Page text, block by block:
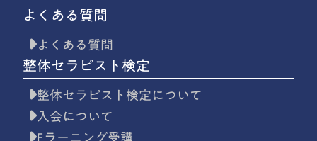
よくある質問
よくある質問
整体セラピスト検定
整体セラピスト検定について
入会について